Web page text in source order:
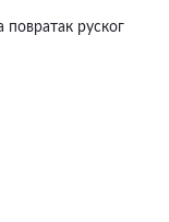
повратак руског